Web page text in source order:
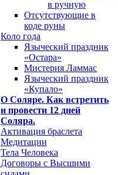
в ручную
Отсутствующие в
коде руны
Коло года
Языческий праздник
«Остара»
Мистерия Ламмас
Языческий праздник
«Купало»
О Соляре. Как встретить
и провести 12 дней
Соляра.
Активация браслета
Медитации
Тела Человека
Договоры с Высшими